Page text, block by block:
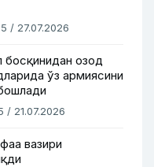
/ 27.07.2026
босқинидан озод
ўз армиясини
/ 21.07.2026
вазири